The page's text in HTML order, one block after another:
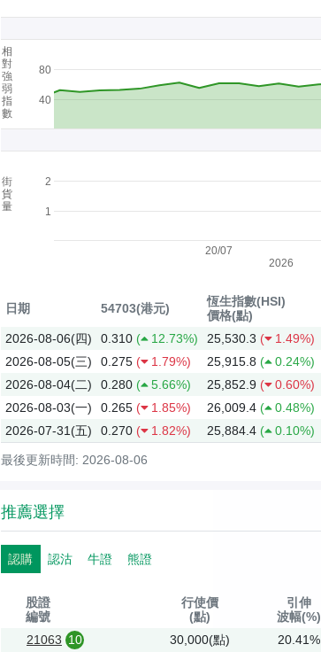
20/07
40
80
1
2
2026
相
對
強
弱
指
數
街
貨
量
日期 54703(港元)
恆生指數(HSI)
價格(點)
2026-08-06(四) 0.310 ( 12.73%) 25,530.3 ( 1.49%)
2026-08-05(三)
0.275 ( 1.79%) 25,915.8 ( 0.24%)
2026-08-04(二)
0.280 ( 5.66%) 25,852.9 ( 0.60%)
2026-08-03(一)
0.265 ( 1.85%) 26,009.4 ( 0.48%)
2026-07-31(五)
0.270 ( 1.82%) 25,884.4 ( 0.10%)
最後更新時間: 2026-08-06
推薦選擇
認購 認沽 牛證 熊證
股證
編號
行使價
(點)
引伸
波幅(%)
21063 10 30,000(點) 20.41%